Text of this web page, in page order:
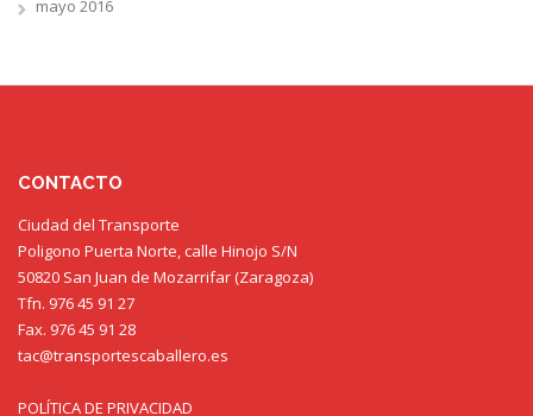
mayo 2016
CONTACTO
Ciudad del Transporte
Poligono Puerta Norte, calle Hinojo S/N
50820 San Juan de Mozarrifar (Zaragoza)
Tfn. 976 45 91 27
Fax. 976 45 91 28
tac@transportescaballero.es
POLÍTICA DE PRIVACIDAD